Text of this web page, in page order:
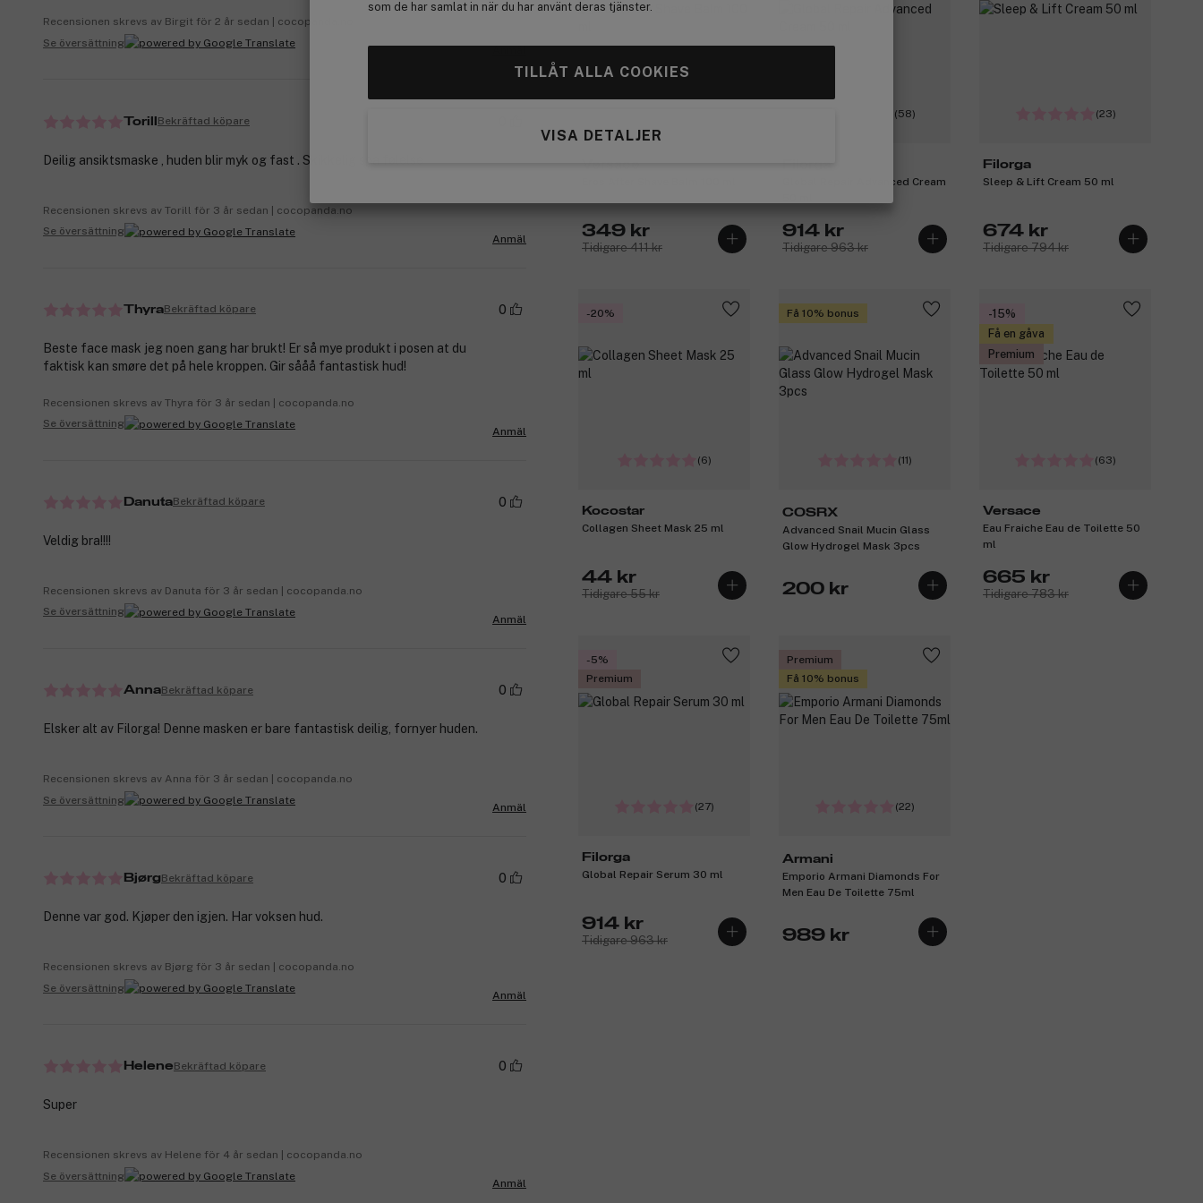
som de har samlat in när du har använt deras tjänster.
TILLÅT ALLA COOKIES
VISA DETALJER
349 kr
Tidigare 411 kr
(58)
Global Repair Advanced Cream
914 kr
Tidigare 963 kr
(23)
Filorga
Sleep & Lift Cream 50 ml
674 kr
Tidigare 794 kr
-20%
(6)
Kocostar
Collagen Sheet Mask 25 ml
44 kr
Tidigare 55 kr
Få 10% bonus
(11)
COSRX
Advanced Snail Mucin Glass
Glow Hydrogel Mask 3pcs
200 kr
-15%
Få en gåva
Premium
(63)
Versace
Eau Fraiche Eau de Toilette 50
ml
665 kr
Tidigare 783 kr
-5%
Premium
(27)
Filorga
Global Repair Serum 30 ml
914 kr
Tidigare 963 kr
Premium
Få 10% bonus
(22)
Armani
Emporio Armani Diamonds For
Men Eau De Toilette 75ml
989 kr
Recensionen skrevs av Birgit för 2 år sedan | cocopanda.no
Se översättning
Torill Bekräftad köpare
Deilig ansiktsmaske , huden blir myk og fast . Skikkelig spa følelse
Recensionen skrevs av Torill för 3 år sedan | cocopanda.no
Se översättning
Anmäl
ThyraBekräftad köpare 0
Beste face mask jeg noen gang har brukt! Er så mye produkt i posen at du
faktisk kan smøre det på hele kroppen. Gir sååå fantastisk hud!
Recensionen skrevs av Thyra för 3 år sedan | cocopanda.no
Se översättning
Anmäl
DanutaBekräftad köpare 0
Veldig bra!!!!
Recensionen skrevs av Danuta för 3 år sedan | cocopanda.no
Se översättning
Anmäl
AnnaBekräftad köpare 0
Elsker alt av Filorga! Denne masken er bare fantastisk deilig, fornyer huden.
Recensionen skrevs av Anna för 3 år sedan | cocopanda.no
Se översättning
Anmäl
BjørgBekräftad köpare 0
Denne var god. Kjøper den igjen. Har voksen hud.
Recensionen skrevs av Bjørg för 3 år sedan | cocopanda.no
Se översättning
Anmäl
HeleneBekräftad köpare 0
Super
Recensionen skrevs av Helene för 4 år sedan | cocopanda.no
Se översättning
Anmäl